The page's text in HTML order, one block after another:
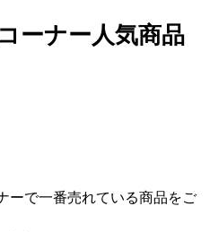
ーナー人気商品
ーで一番売れている商品をご